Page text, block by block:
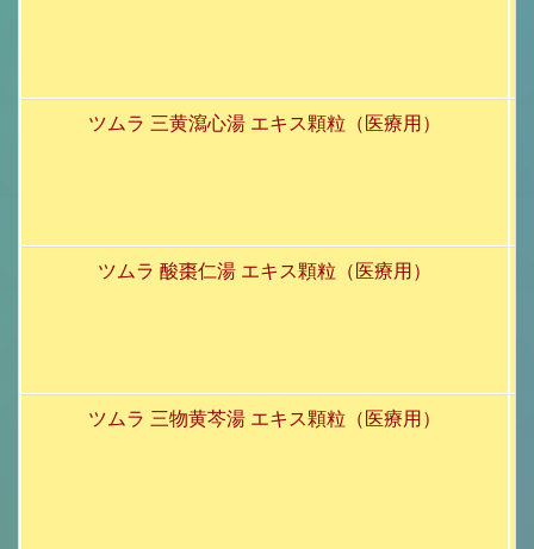
ツムラ 三黄瀉心湯 エキス顆粒（医療用）
ツムラ 酸棗仁湯 エキス顆粒（医療用）
ツムラ 三物黄芩湯 エキス顆粒（医療用）